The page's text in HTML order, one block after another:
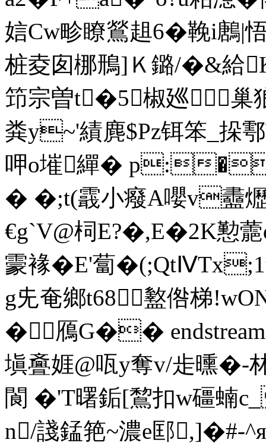
娮Cw畛瞭鶑趄6�鞔i鶶
桩夌囱梛鳽]Ｋ鏴/�&給
笻宗曽t�5椒廵
粪y~'績麂$Pz铒笨_挆
呷o墔繟� p:
� �;t(霵小癈A嚶v
€g`V@柌E?�,E�2K
霥褖�E'蔔
g兂奄鄉t68盭倃梯
�鴈G��
塡斖娾@咓y奪v/歨曛
閬 �'T曙銗[鵹扣w礓蝻
n/諓錳筢~濃e邼,]�#-